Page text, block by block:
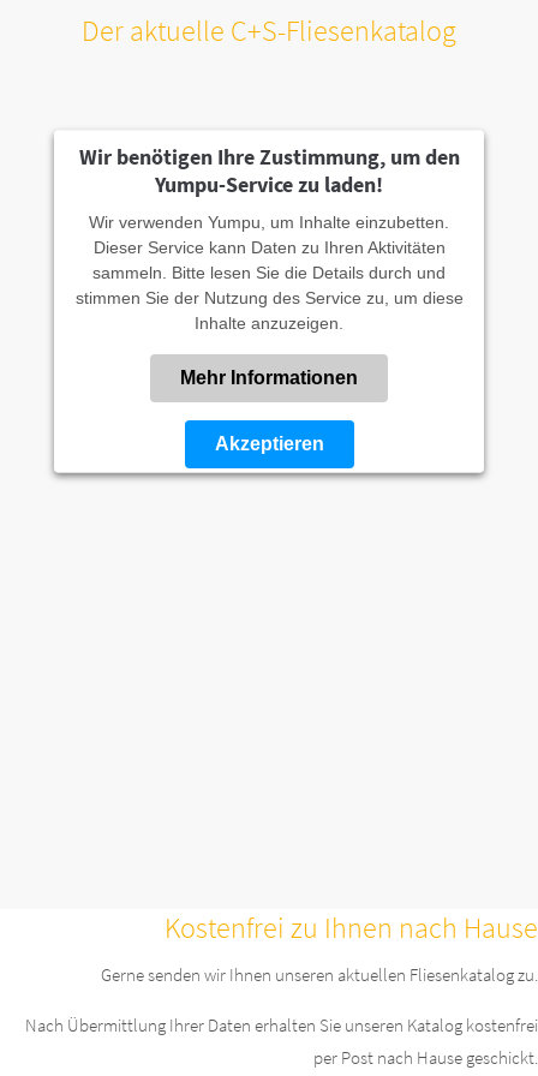
Aenean commodo ligula eget dolor. Aenean massa. Cum sociis
natoque penatibus et magnis dis parturient montes, nascetur
ridiculus mus. Donec quam felis, ultricies nec.
Der aktuelle C+S-Fliesenkatalog
Wir benötigen Ihre Zustimmung, um den
Yumpu-Service zu laden!
Wir verwenden Yumpu, um Inhalte einzubetten.
Dieser Service kann Daten zu Ihren Aktivitäten
sammeln. Bitte lesen Sie die Details durch und
stimmen Sie der Nutzung des Service zu, um diese
Inhalte anzuzeigen.
Mehr Informationen
Akzeptieren
Kostenfrei zu Ihnen nach Hause
Gerne senden wir Ihnen unseren aktuellen Fliesenkatalog zu.
Nach Übermittlung Ihrer Daten erhalten Sie unseren Katalog kostenfrei
per Post nach Hause geschickt.